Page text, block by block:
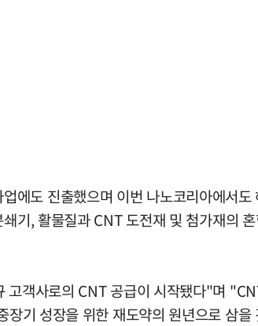
에도 진출했으며 이번 나노코리아에서
기, 활물질과 CNT 도전재 및 첨가재의
객사로의 CNT 공급이 시작됐다"며
기 성장을 위한 재도약의 원년으로 삼